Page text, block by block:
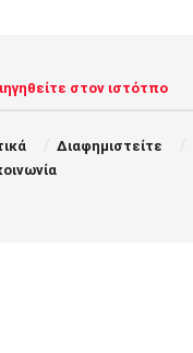
στον ιστότπο
Διαφημιστείτε